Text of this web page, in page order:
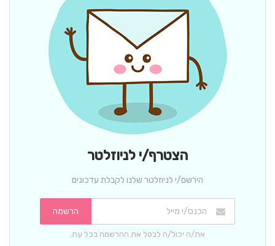
הצטרף/י לניוזלטר
הירשם/י לניוזלטר שלנו לקבלת עדכונים
הרשמה
את/ה יכול/ה לבטל את ההרשמה בכל עת.